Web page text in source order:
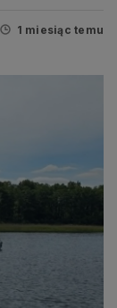
1 miesiąc temu